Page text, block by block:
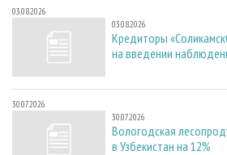
03.08.2026
03.08.2026
Кредиторы
на введении
30.07.2026
30.07.2026
Вологодская
в Узбекистан на 12%